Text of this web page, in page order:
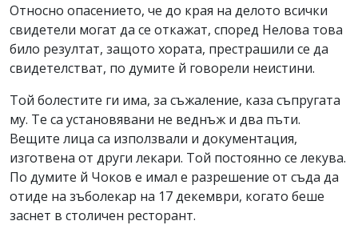
Относно опасението, че до края на делото всички
свидетели могат да се откажат, според Нелова това
било резултат, защото хората, престрашили се да
свидетелстват, по думите й говорели неистини.
Той болестите ги има, за съжаление, каза съпругата
му. Те са установявани не веднъж и два пъти.
Вещите лица са използвали и документация,
изготвена от други лекари. Той постоянно се лекува.
По думите й Чоков е имал е разрешение от съда да
отиде на зъболекар на 17 декември, когато беше
заснет в столичен ресторант.